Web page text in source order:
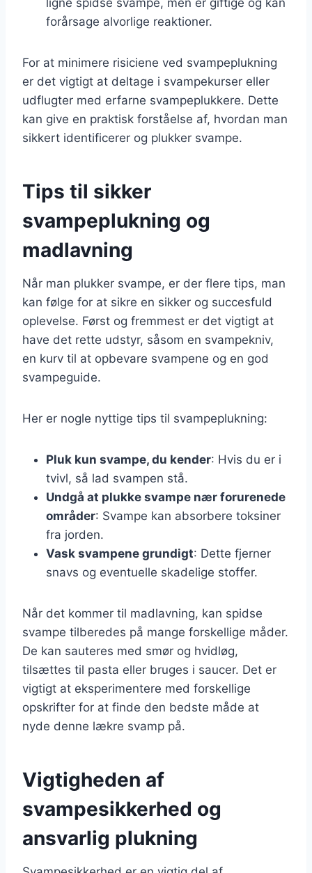
forårsage alvorlige reaktioner.
For at minimere risiciene ved svampeplukning
er det vigtigt at deltage i svampekurser eller
udflugter med erfarne svampeplukkere. Dette
kan give en praktisk forståelse af, hvordan man
sikkert identificerer og plukker svampe.
Tips til sikker
svampeplukning og
madlavning
Når man plukker svampe, er der flere tips, man
kan følge for at sikre en sikker og succesfuld
oplevelse. Først og fremmest er det vigtigt at
have det rette udstyr, såsom en svampekniv,
en kurv til at opbevare svampene og en god
svampeguide.
Her er nogle nyttige tips til svampeplukning:
Pluk kun svampe, du kender: Hvis du er i
tvivl, så lad svampen stå.
Undgå at plukke svampe nær forurenede
områder: Svampe kan absorbere toksiner
fra jorden.
Vask svampene grundigt: Dette fjerner
snavs og eventuelle skadelige stoffer.
Når det kommer til madlavning, kan spidse
svampe tilberedes på mange forskellige måder.
De kan sauteres med smør og hvidløg,
tilsættes til pasta eller bruges i saucer. Det er
vigtigt at eksperimentere med forskellige
opskrifter for at finde den bedste måde at
nyde denne lækre svamp på.
Vigtigheden af
svampesikkerhed og
ansvarlig plukning